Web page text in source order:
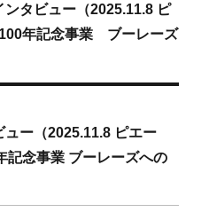
タビュー（2025.11.8 ピ
年記念事業 ブーレーズ
ー（2025.11.8 ピエー
記念事業 ブーレーズへの